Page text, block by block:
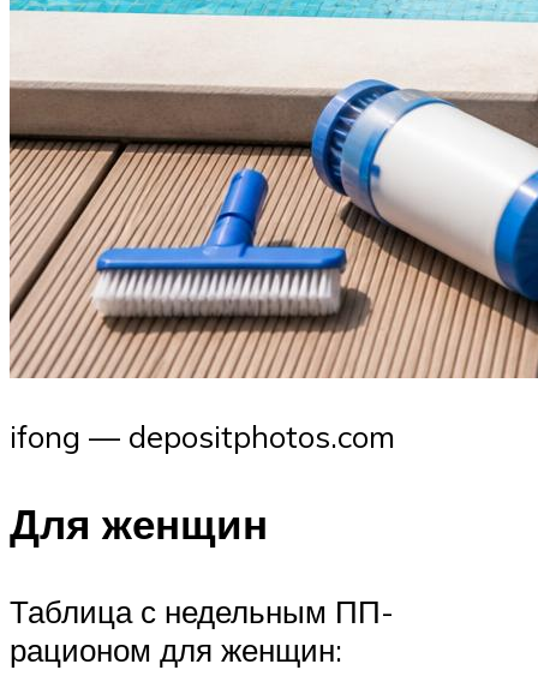
ifong — depositphotos.com
Для женщин
Таблица с недельным ПП-
рационом для женщин: